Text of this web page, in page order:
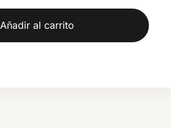
Añadir al carrito